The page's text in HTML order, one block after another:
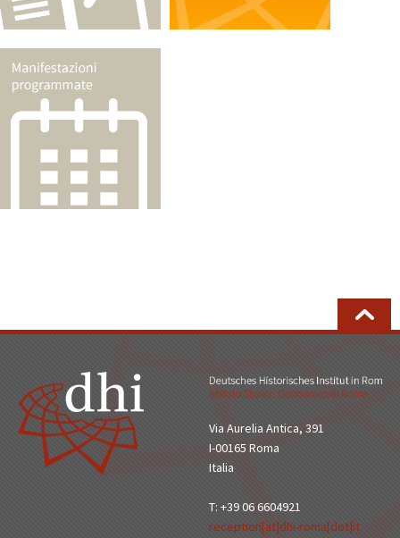
Via Aurelia Antica, 391
I-00165 Roma
Italia
T: +39 06 6604921
reception[at]dhi-roma[dot]it